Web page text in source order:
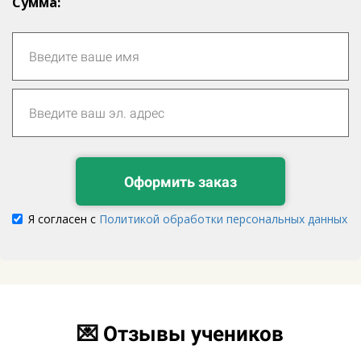
Оформить заказ
Я согласен с Политикой обработки персональных данных
💌 Отзывы учеников